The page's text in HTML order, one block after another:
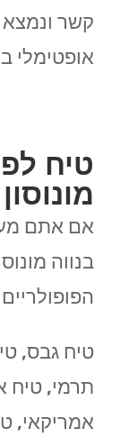
קשר ונמצא
אופטימלי
טיח
מונוסון
אם אתם
בנווה
טיח גבס,
תרמי, טיח
אמריקאי,